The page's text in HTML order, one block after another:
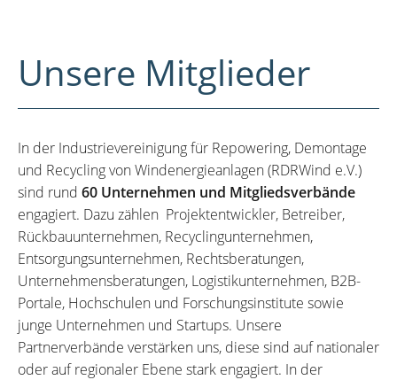
Unsere Mitglieder
In der Industrievereinigung für Repowering, Demontage
und Recycling von Windenergieanlagen (RDRWind e.V.)
sind rund 60 Unternehmen und Mitgliedsverbände
engagiert. Dazu zählen Projektentwickler, Betreiber,
Rückbauunternehmen, Recyclingunternehmen,
Entsorgungsunternehmen, Rechtsberatungen,
Unternehmensberatungen, Logistikunternehmen, B2B-
Portale, Hochschulen und Forschungsinstitute sowie
junge Unternehmen und Startups. Unsere
Partnerverbände verstärken uns, diese sind auf nationaler
oder auf regionaler Ebene stark engagiert. In der